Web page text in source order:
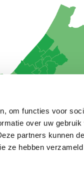
om functies voor
over uw gebruik
partners kunnen
ze hebben